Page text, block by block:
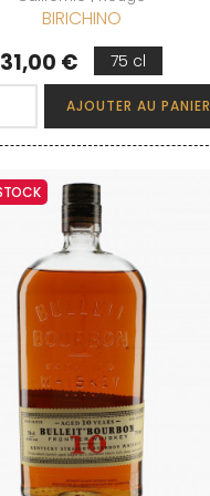
BIRICHINO
Prix
31,00 € 75 cl
AJOUTER AU PANIER